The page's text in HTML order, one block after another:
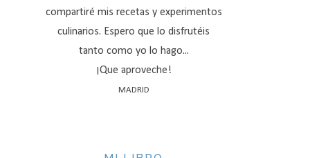
compartiré mis recetas y experimentos
culinarios. Espero que lo disfrutéis
tanto como yo lo hago...
¡Que aproveche!
MADRID